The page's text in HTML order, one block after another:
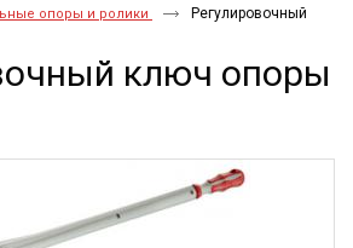
опоры и ролики
Регулировочный
ключ опоры